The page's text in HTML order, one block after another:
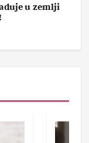
u zemlji